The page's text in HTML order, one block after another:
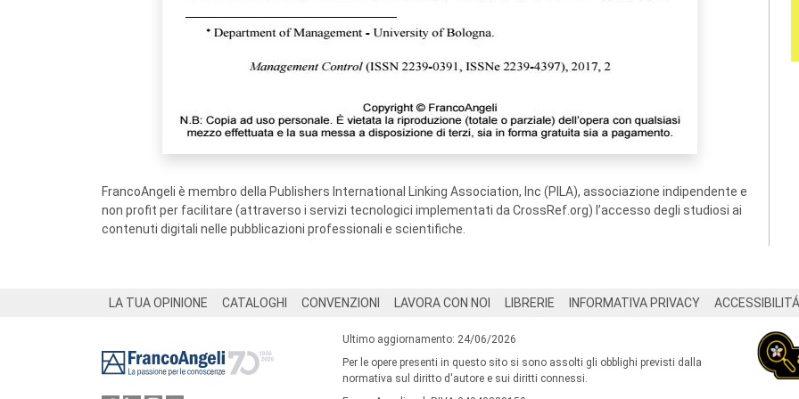
FrancoAngeli è membro della Publishers International Linking Association, Inc (PILA), associazione indipendente e
non profit per facilitare (attraverso i servizi tecnologici implementati da CrossRef.org) l’accesso degli studiosi ai
contenuti digitali nelle pubblicazioni professionali e scientifiche.
LA TUA OPINIONE CATALOGHI CONVENZIONI LAVORA CON NOI LIBRERIE INFORMATIVA PRIVACY ACCESSIBILITÁ
Ultimo aggiornamento: 24/06/2026
Per le opere presenti in questo sito si sono assolti gli obblighi previsti dalla
normativa sul diritto d'autore e sui diritti connessi.